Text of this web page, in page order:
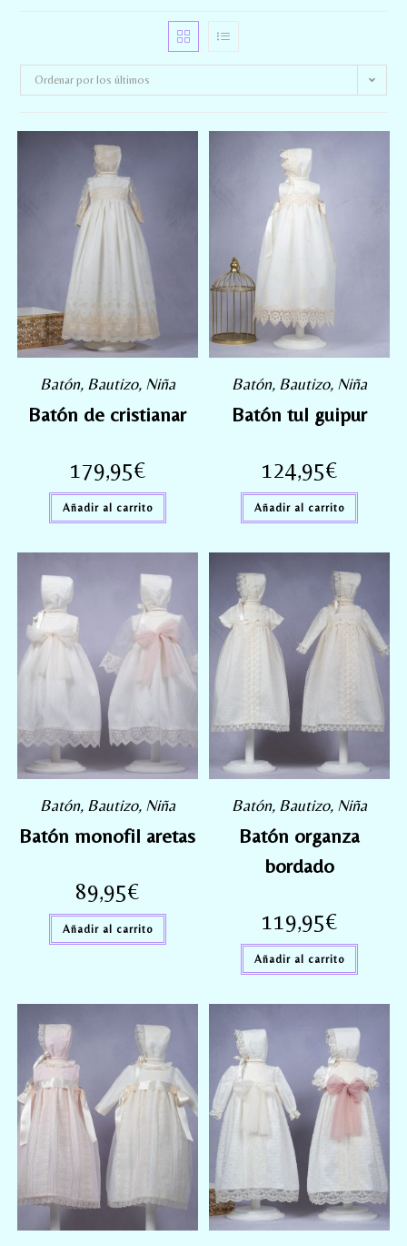
Ordenar por los últimos
Batón, Bautizo, Niña
Batón de cristianar
179,95€
Añadir al carrito
Batón, Bautizo, Niña
Batón tul guipur
124,95€
Añadir al carrito
Batón, Bautizo, Niña
Batón monofil aretas
89,95€
Añadir al carrito
Batón, Bautizo, Niña
Batón organza
bordado
119,95€
Añadir al carrito